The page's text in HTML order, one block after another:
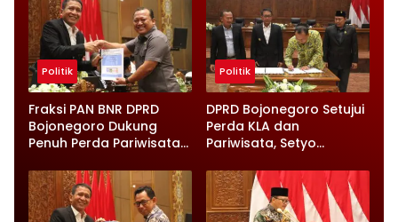
Politik
Fraksi PAN BNR DPRD
Bojonegoro Dukung
Penuh Perda Pariwisata
Anak
Politik
DPRD Bojonegoro Setujui
Perda KLA dan
Pariwisata, Setyo
Instruksi